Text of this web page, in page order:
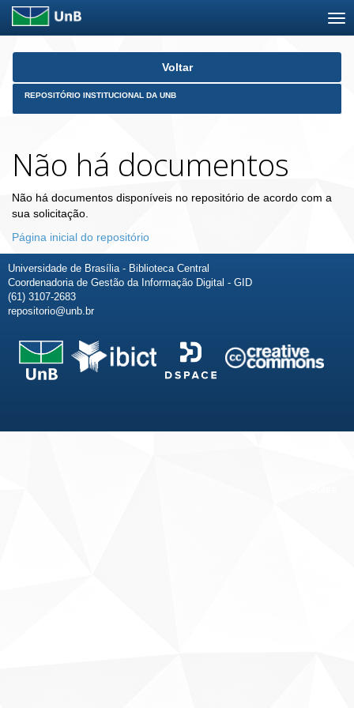
Skip
Voltar
REPOSITÓRIO INSTITUCIONAL DA UNB
Não há documentos
Não há documentos disponíveis no repositório de acordo com a
sua solicitação.
Página inicial do repositório
Universidade de Brasília - Biblioteca Central
Coordenadoria de Gestão da Informação Digital - GID
(61) 3107-2683
repositorio@unb.br